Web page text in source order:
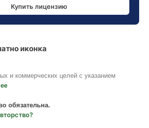
Купить лицензию
иконка
и коммерческих целей с указанием
обязательна.